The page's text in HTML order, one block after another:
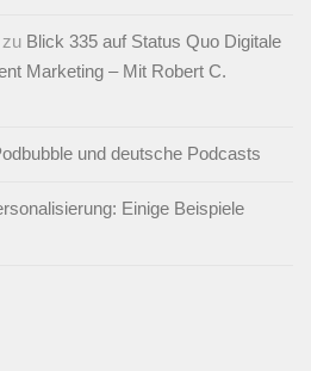
zu Blick 335 auf Status Quo Digitale
Marketing – Mit Robert C.
und deutsche Podcasts
Einige Beispiele